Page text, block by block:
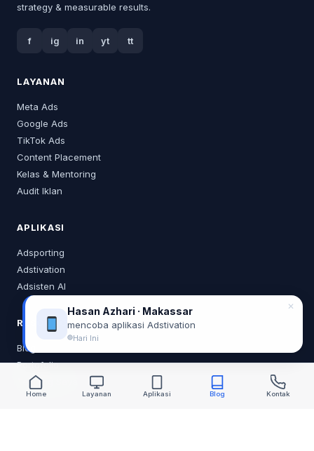
strategy & measurable results.
f ig in yt tt
LAYANAN
Meta Ads
Google Ads
TikTok Ads
Content Placement
Kelas & Mentoring
Audit Iklan
APLIKASI
Adsporting
Adstivation
Adsisten AI
RESOURCES
Blog
Portofolio
Tentang Saya
Home Layanan Aplikasi Blog Kontak
Hasan Azhari · Makassar
mencoba aplikasi Adstivation
Hari Ini
✕